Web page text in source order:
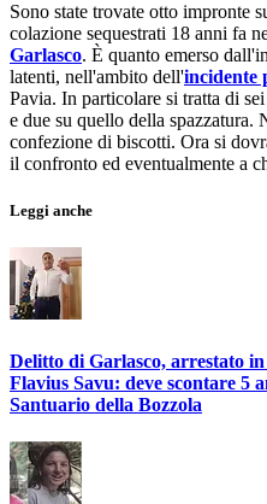
Sono state trovate otto impronte
colazione sequestrati 18 anni fa
Garlasco. È quanto emerso
latenti, nell'ambito dell'incidente
Pavia. In particolare si tratta di
e due su quello della spazzatura.
confezione di biscotti. Ora si
il confronto ed eventualmente a
Leggi anche
Delitto di Garlasco, arrestato
Flavius Savu: deve scontare 5
Santuario della Bozzola